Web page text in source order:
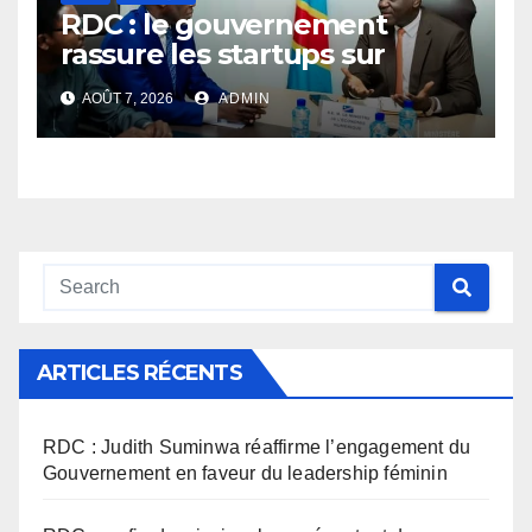
RDC : le gouvernement
rassure les startups sur
l’application des nouvelles
taxes dans le secteur du
numérique
AOÛT 7, 2026 ADMIN
ARTICLES RÉCENTS
RDC : Judith Suminwa réaffirme l’engagement du
Gouvernement en faveur du leadership féminin